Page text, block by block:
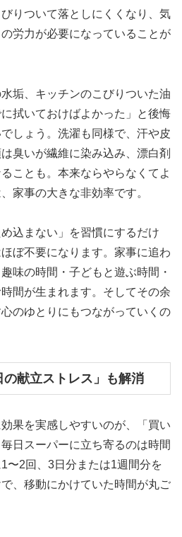
りついて落としにくくなり、気
労力が必要になっていることが
垢、キッチンのこびりついた油
拭いておけばよかった」と後悔
しょう。洗濯も同様で、汗や皮
臭いが繊維に染み込み、漂白剤
ことも。本来ならやらなくてよ
家事の大きな非効率です。
込まない」を習慣にするだけ
ぼ不要になります。家事に追わ
味の時間・子どもと遊ぶ時間・
間が生まれます。そしてその余
のゆとりにもつながっていくの
の献立ストレス」も解消
果を実感しやすいのが、「買い
日スーパーに立ち寄るのは時間
〜2回、3日分または1週間分を
、移動にかけていた時間が丸ご